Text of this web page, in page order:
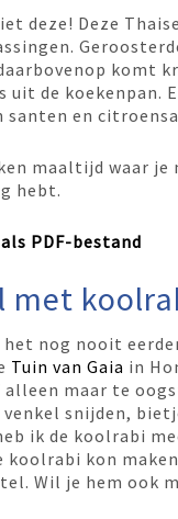
deze! Deze
komt
de koekenpan.
santen en
maaltijd waar je
hebt.
PDF-bestand
met
nog nooit
Tuin van Gaia in
maar te
snijden,
ik de koolrabi
kon
Wil je hem ook